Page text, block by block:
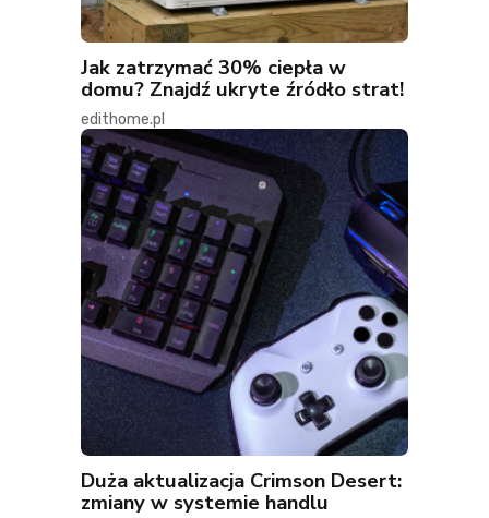
Jak zatrzymać 30% ciepła w
domu? Znajdź ukryte źródło strat!
edithome.pl
Duża aktualizacja Crimson Desert:
zmiany w systemie handlu